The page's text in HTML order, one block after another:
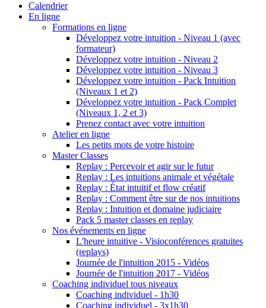
Calendrier
En ligne
Formations en ligne
Développez votre intuition - Niveau 1 (avec
formateur)
Développez votre intuition - Niveau 2
Développez votre intuition - Niveau 3
Développez votre intuition - Pack Intuition
(Niveaux 1 et 2)
Développez votre intuition - Pack Complet
(Niveaux 1, 2 et 3)
Prenez contact avec votre intuition
Atelier en ligne
Les petits mots de votre histoire
Master Classes
Replay : Percevoir et agir sur le futur
Replay : Les intuitions animale et végétale
Replay : État intuitif et flow créatif
Replay : Comment être sur de nos intuitions
Replay : Intuition et domaine judiciaire
Pack 5 master classes en replay
Nos événements en ligne
L'heure intuitive - Visioconférences gratuites
(replays)
Journée de l'intuition 2015 - Vidéos
Journée de l'intuition 2017 - Vidéos
Coaching individuel tous niveaux
Coaching individuel - 1h30
Coaching individuel - 3x1h30